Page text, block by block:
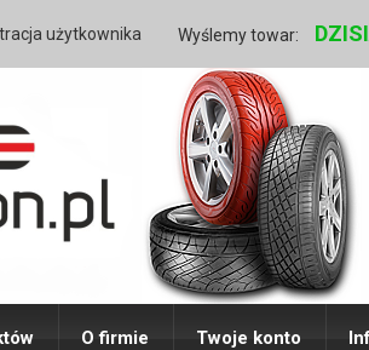
użytkownika Wyślemy towar:
O firmie Twoje konto